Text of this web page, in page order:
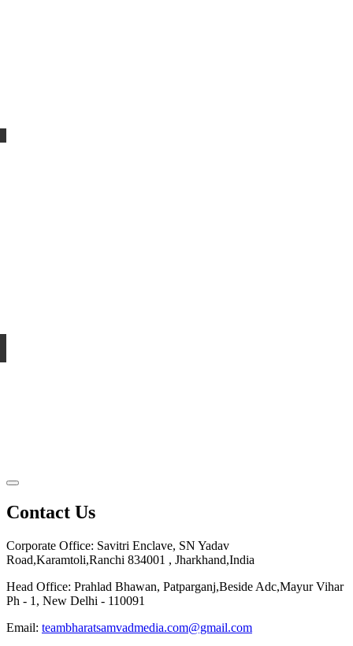
Contact Us
Corporate Office: Savitri Enclave, SN Yadav
Road,Karamtoli,Ranchi 834001 , Jharkhand,India
Head Office: Prahlad Bhawan, Patparganj,Beside Adc,Mayur Vihar
Ph - 1, New Delhi - 110091
Email: teambharatsamvadmedia.com@gmail.com